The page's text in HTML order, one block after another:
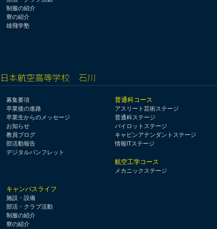
制服の紹介
寮の紹介
雄飛学塾
日本航空高等学校 石川
募集要項
卒業後の進路
卒業生からのメッセージ
お知らせ
教員ブログ
部活動報告
デジタルパンフレット
普通科コース
アスリート芸術ステージ
普通科ステージ
パイロットステージ
キャビンアテンダントステージ
情報ITステージ
航空工学コース
メカニックステージ
キャンパスライフ
施設・設備
部活・クラブ活動
制服の紹介
寮の紹介